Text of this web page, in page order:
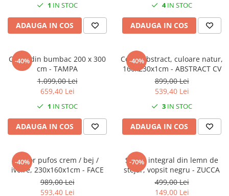
1 IN STOC
ADAUGA IN COS
4IN STOC
ADAUGA IN COS
-40%
Covor din bumbac 200 x 300
cm - TAMPA
1.099,00 Lei
659,40 Lei
1 IN STOC
ADAUGA IN COS
-40%
Covor abstract, culoare natur,
160x230x1cm - ABSTRACT CV
899,00 Lei
539,40 Lei
3 IN STOC
ADAUGA IN COS
-40%
Covor pufos crem / bej /
ivoire, 230x160x1cm - FACE
989,00 Lei
593,40 Lei
-70%
Scaun integral din lemn de
stejar, vopsit negru - ZUCCA
499,00 Lei
149,00 Lei